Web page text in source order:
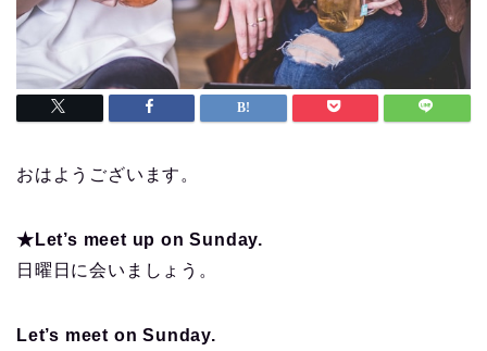
おはようございます。
★Let’s meet up on Sunday.
日曜日に会いましょう。
Let’s meet on Sunday.